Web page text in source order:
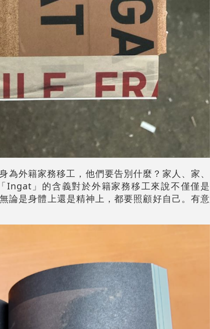
外籍家務移工，他們要告別什麼？家人、家、
Ingat」的含義對於外籍家務移工來說不僅僅是
論是身體上還是精神上，都要照顧好自己。有意